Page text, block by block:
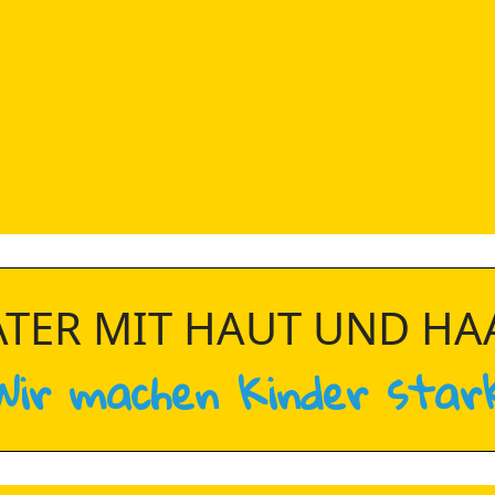
MIT HAUT UND
machen Kinder